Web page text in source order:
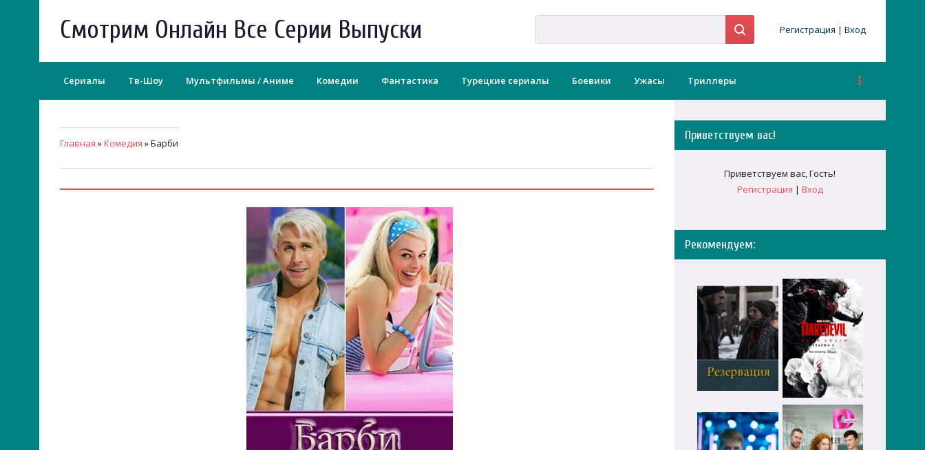
Смотрим Онлайн Все Серии Выпуски Регистрация | Вход
Сериалы Тв-Шоу Мультфильмы / Аниме Комедии Фантастика Турецкие сериалы Боевики Ужасы Триллеры
Главная »Комедия » Барби
Приветствуем вас!
Приветствуем вас,Гость!
Регистрация | Вход
Рекомендуем: